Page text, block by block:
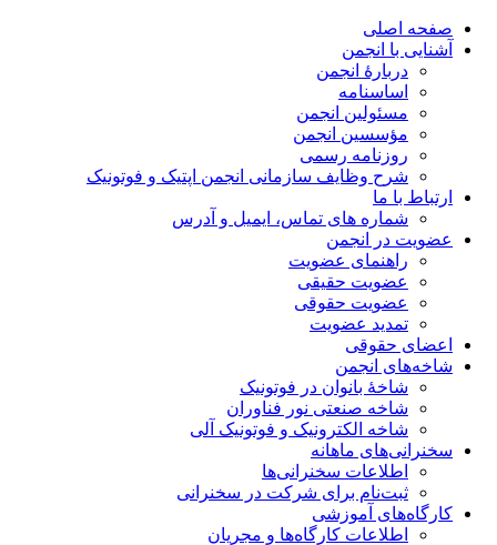
صفحه اصلی
آشنایی با انجمن
دربارۀ انجمن
اساسنامه
مسئولین انجمن
مؤسسین انجمن
روزنامه رسمی
شرح وظایف سازمانی انجمن اپتیک و فوتونیک
ارتباط با ما
شماره های تماس، ایمیل و آدرس
عضویت در انجمن
راهنمای عضویت
عضویت حقیقی
عضویت حقوقی
تمدید عضویت
اعضای حقوقی
شاخه‌های انجمن
شاخۀ بانوان در فوتونیک
شاخه صنعتی نور فناوران
شاخه‌ الکترونیک و فوتونیک آلی
سخنرانی‌های ماهانه
اطلاعات سخنرانی‌‌ها
ثبت‌نام برای شرکت در سخنرانی
کارگاه‌های آموزشی
اطلاعات کارگاه‌ها و مجریان